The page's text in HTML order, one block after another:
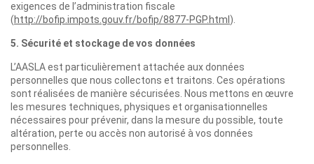
exigences de l’administration fiscale
(http://bofip.impots.gouv.fr/bofip/8877-PGP.html ).
5. Sécurité et stockage de vos données
L’AASLA est particulièrement attachée aux données
personnelles que nous collectons et traitons. Ces opérations
sont réalisées de manière sécurisées. Nous mettons en œuvre
les mesures techniques, physiques et organisationnelles
nécessaires pour prévenir, dans la mesure du possible, toute
altération, perte ou accès non autorisé à vos données
personnelles.